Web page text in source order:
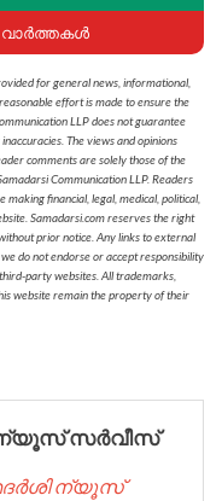
വാർത്തകൾ
for general news, informational,
effort is made to ensure the
LLP does not guarantee
The views and opinions
comments are solely those of the
Communication LLP. Readers
financial, legal, medical, political,
Samadarsi.com reserves the right
prior notice. Any links to external
do not endorse or accept responsibility
party websites. All trademarks,
website remain the property of their
ന്യൂസ് സർവീസ്
ന്യൂസ്